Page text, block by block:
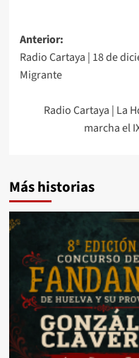
Anterior:
Radio Cartaya | 18 de
Migrante
Radio Cartaya | La
marcha el
Más historias